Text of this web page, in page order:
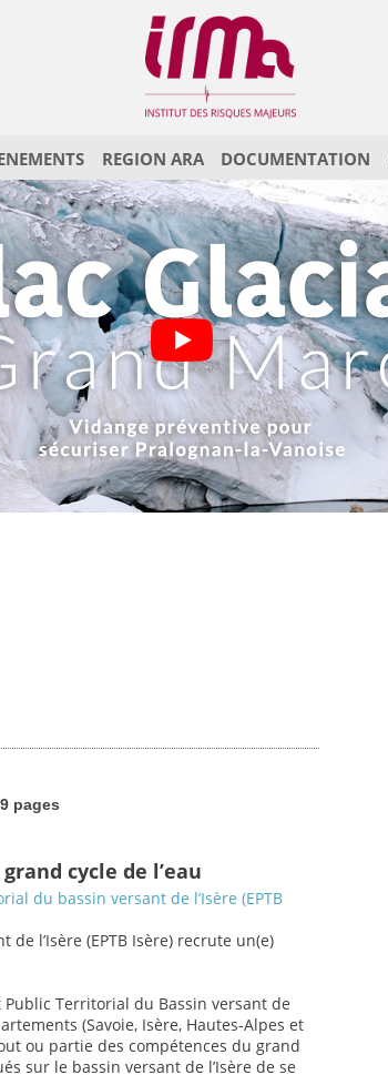
REGION ARA DOCUMENTATION
pages
cycle de l’eau
du bassin versant de l’Isère (EPTB
l’Isère (EPTB Isère) recrute un(e)
Public Territorial du Bassin versant de
(Savoie, Isère, Hautes-Alpes et
ou partie des compétences du grand
sur le bassin versant de l’Isère de se